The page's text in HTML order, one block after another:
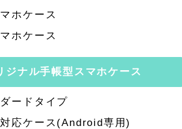
ホケース
ホケース
ジナル手帳型スマホケース
ードタイプ
応ケース(Android専用)